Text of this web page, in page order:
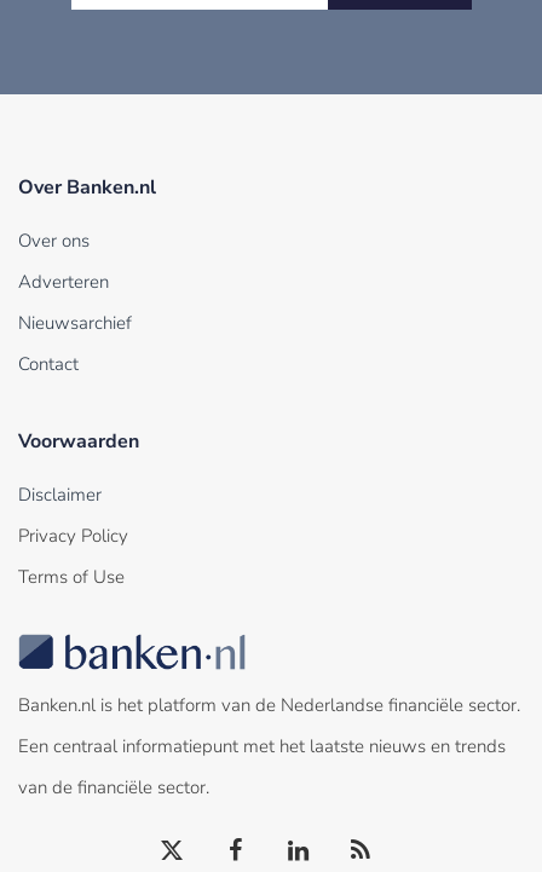
Over Banken.nl
Over ons
Adverteren
Nieuwsarchief
Contact
Voorwaarden
Disclaimer
Privacy Policy
Terms of Use
Banken.nl is het platform van de Nederlandse financiële sector.
Een centraal informatiepunt met het laatste nieuws en trends
van de financiële sector.